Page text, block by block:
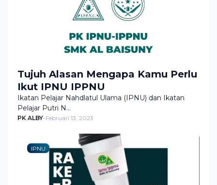
Tujuh Alasan Mengapa Kamu Perlu
Ikut IPNU IPPNU
Ikatan Pelajar Nahdlatul Ulama (IPNU) dan Ikatan
Pelajar Putri N…
PK ALBY-Februari 13, 2023
IPNU